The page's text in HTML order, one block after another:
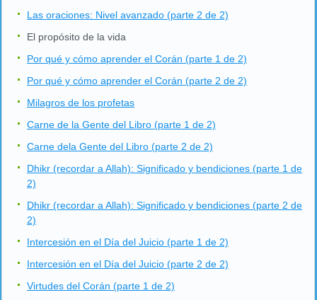
Las oraciones: Nivel avanzado (parte 2 de 2)
El propósito de la vida
Por qué y cómo aprender el Corán (parte 1 de 2)
Por qué y cómo aprender el Corán (parte 2 de 2)
Milagros de los profetas
Carne de la Gente del Libro (parte 1 de 2)
Carne dela Gente del Libro (parte 2 de 2)
Dhikr (recordar a Allah): Significado y bendiciones (parte 1 de
2)
Dhikr (recordar a Allah): Significado y bendiciones (parte 2 de
2)
Intercesión en el Día del Juicio (parte 1 de 2)
Intercesión en el Día del Juicio (parte 2 de 2)
Virtudes del Corán (parte 1 de 2)